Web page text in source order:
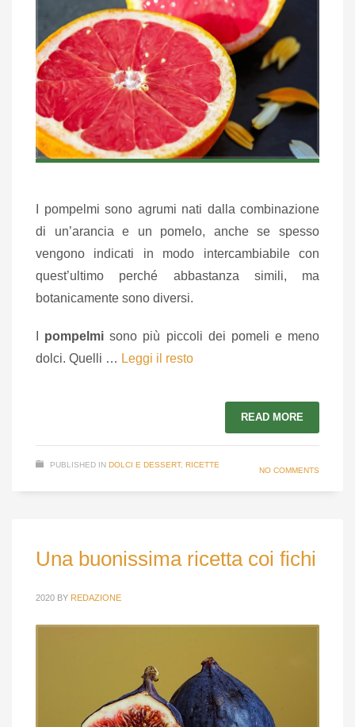
I pompelmi sono agrumi nati dalla combinazione
di un’arancia e un pomelo, anche se spesso
vengono indicati in modo intercambiabile con
quest’ultimo perché abbastanza simili, ma
botanicamente sono diversi.
pompelmi sono più piccoli dei pomeli e meno
dolci. Quelli … Leggi il resto
READ MORE
PUBLISHED IN DOLCI E DESSERT, RICETTE
NO COMMENTS
Una buonissima ricetta coi fichi
2020 BY REDAZIONE